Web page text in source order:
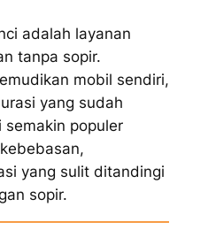
adalah layanan
tanpa sopir.
mobil sendiri,
yang sudah
populer
yang sulit ditandingi
sopir.